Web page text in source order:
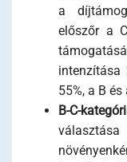
a
előszőr a
intenzítása
55%, a B
B-C-